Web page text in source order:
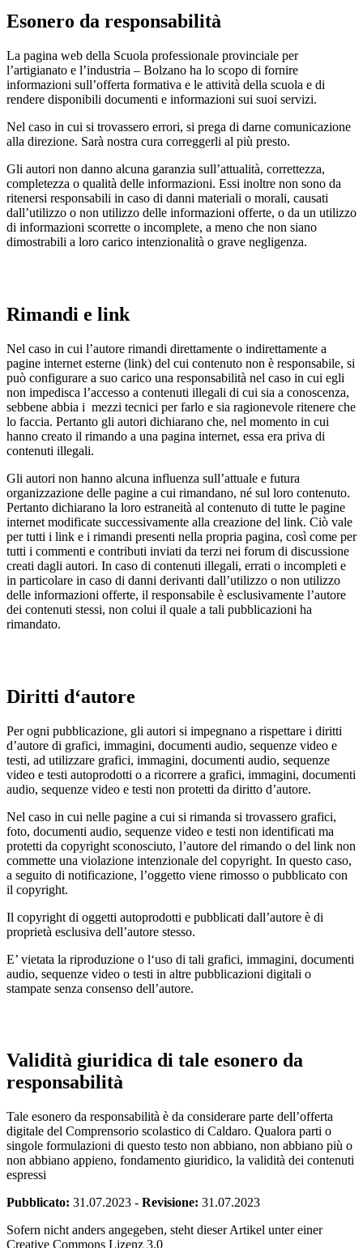
Esonero da responsabilità
La pagina web della Scuola professionale provinciale per
l’artigianato e l’industria – Bolzano ha lo scopo di fornire
informazioni sull’offerta formativa e le attività della scuola e di
rendere disponibili documenti e informazioni sui suoi servizi.
Nel caso in cui si trovassero errori, si prega di darne comunicazione
alla direzione. Sarà nostra cura correggerli al più presto.
Gli autori non danno alcuna garanzia sull’attualità, correttezza,
completezza o qualità delle informazioni. Essi inoltre non sono da
ritenersi responsabili in caso di danni materiali o morali, causati
dall’utilizzo o non utilizzo delle informazioni offerte, o da un utilizzo
di informazioni scorrette o incomplete, a meno che non siano
dimostrabili a loro carico intenzionalità o grave negligenza.
Rimandi e link
Nel caso in cui l’autore rimandi direttamente o indirettamente a
pagine internet esterne (link) del cui contenuto non è responsabile, si
può configurare a suo carico una responsabilità nel caso in cui egli
non impedisca l’accesso a contenuti illegali di cui sia a conoscenza,
sebbene abbia i mezzi tecnici per farlo e sia ragionevole ritenere che
lo faccia. Pertanto gli autori dichiarano che, nel momento in cui
hanno creato il rimando a una pagina internet, essa era priva di
contenuti illegali.
Gli autori non hanno alcuna influenza sull’attuale e futura
organizzazione delle pagine a cui rimandano, né sul loro contenuto.
Pertanto dichiarano la loro estraneità al contenuto di tutte le pagine
internet modificate successivamente alla creazione del link. Ciò vale
per tutti i link e i rimandi presenti nella propria pagina, così come per
tutti i commenti e contributi inviati da terzi nei forum di discussione
creati dagli autori. In caso di contenuti illegali, errati o incompleti e
in particolare in caso di danni derivanti dall’utilizzo o non utilizzo
delle informazioni offerte, il responsabile è esclusivamente l’autore
dei contenuti stessi, non colui il quale a tali pubblicazioni ha
rimandato.
Diritti d‘autore
Per ogni pubblicazione, gli autori si impegnano a rispettare i diritti
d’autore di grafici, immagini, documenti audio, sequenze video e
testi, ad utilizzare grafici, immagini, documenti audio, sequenze
video e testi autoprodotti o a ricorrere a grafici, immagini, documenti
audio, sequenze video e testi non protetti da diritto d’autore.
Nel caso in cui nelle pagine a cui si rimanda si trovassero grafici,
foto, documenti audio, sequenze video e testi non identificati ma
protetti da copyright sconosciuto, l’autore del rimando o del link non
commette una violazione intenzionale del copyright. In questo caso,
a seguito di notificazione, l’oggetto viene rimosso o pubblicato con
il copyright.
Il copyright di oggetti autoprodotti e pubblicati dall’autore è di
proprietà esclusiva dell’autore stesso.
E’ vietata la riproduzione o l‘uso di tali grafici, immagini, documenti
audio, sequenze video o testi in altre pubblicazioni digitali o
stampate senza consenso dell’autore.
Validità giuridica di tale esonero da
responsabilità
Tale esonero da responsabilità è da considerare parte dell’offerta
digitale del Comprensorio scolastico di Caldaro. Qualora parti o
singole formulazioni di questo testo non abbiano, non abbiano più o
non abbiano appieno, fondamento giuridico, la validità dei contenuti
espressi
Pubblicato: 31.07.2023 - Revisione: 31.07.2023
Sofern nicht anders angegeben, steht dieser Artikel unter einer
Creative Commons Lizenz 3.0